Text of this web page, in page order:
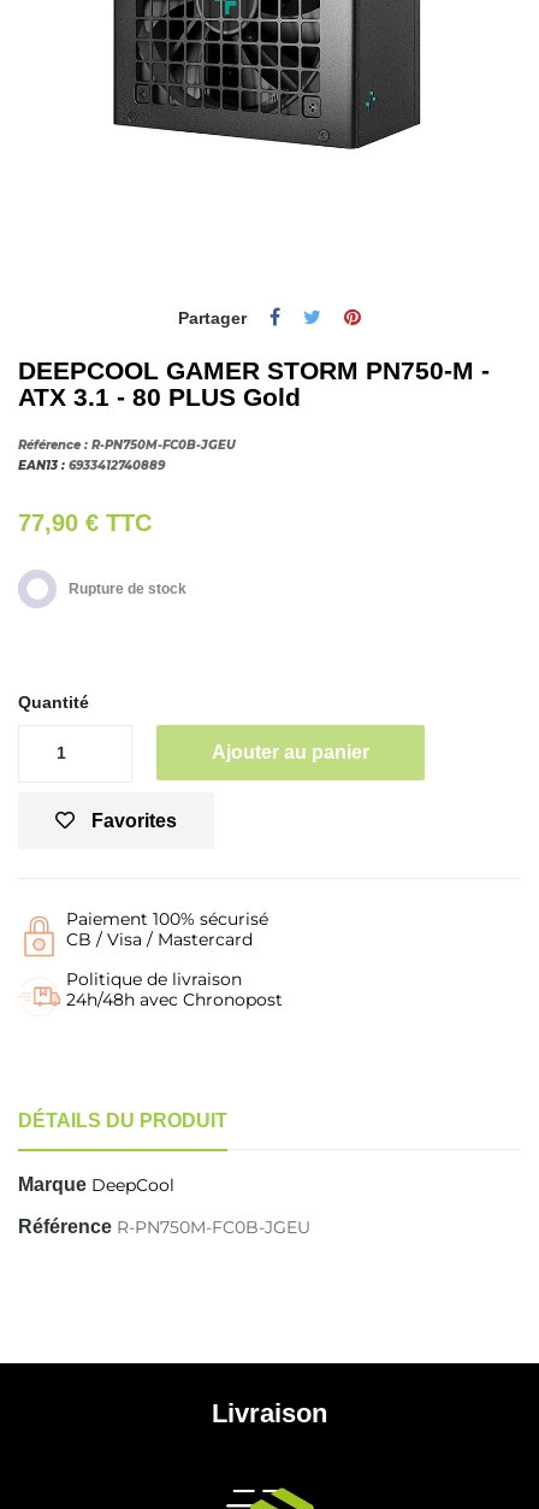
Partager
DEEPCOOL GAMER STORM PN750-M -
ATX 3.1 - 80 PLUS Gold
Référence : R-PN750M-FC0B-JGEU
EAN13 : 6933412740889
77,90 € TTC
Rupture de stock
Quantité
Ajouter au panier
Favorites
Paiement 100% sécurisé
CB / Visa / Mastercard
Politique de livraison
24h/48h avec Chronopost
DÉTAILS DU PRODUIT
Marque DeepCool
Référence R-PN750M-FC0B-JGEU
Livraison